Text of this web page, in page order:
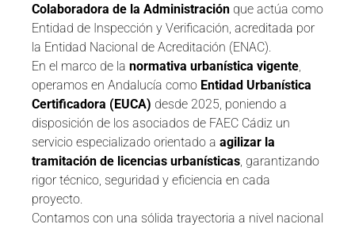
Colaboradora de la Administración que actúa como
Entidad de Inspección y Verificación, acreditada por
la Entidad Nacional de Acreditación (ENAC).
En el marco de la normativa urbanística vigente
operamos en Andalucía como Entidad Urbanística
Certificadora (EUCA) desde 2025, poniendo a
disposición de los asociados de FAEC Cádiz un
servicio especializado orientado a agilizar la
tramitación de licencias urbanísticas , garantizando
rigor técnico, seguridad y eficiencia en cada
proyecto.
Contamos con una sólida trayectoria a nivel nacional